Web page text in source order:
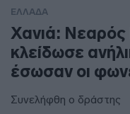
ΕΛΛΑΔΑ
Χανιά: Νεαρός
κλείδωσε
έσωσαν οι
Συνελήφθη ο δράστης